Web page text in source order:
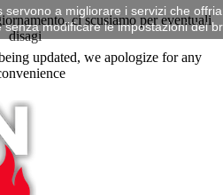
ci scusiamo per eventuali
disagi
updated, we apologize for any
servono a migliorare i servizi che
senza modificare le impostazioni del